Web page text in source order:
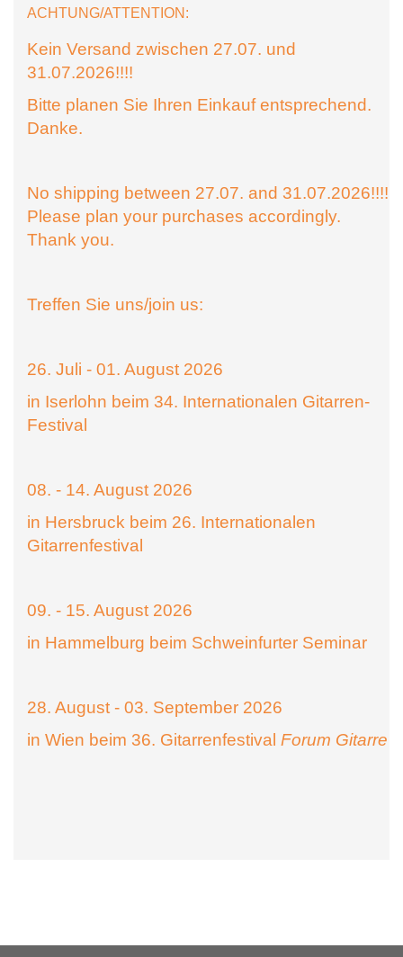
ACHTUNG/ATTENTION:
Kein Versand zwischen 27.07. und
31.07.2026!!!!
Bitte planen Sie Ihren Einkauf entsprechend.
Danke.
No shipping between 27.07. and 31.07.2026!!!!
Please plan your purchases accordingly.
Thank you.
Treffen Sie uns/join us:
26. Juli - 01. August 2026
in Iserlohn beim 34. Internationalen Gitarren-
Festival
08. - 14. August 2026
in Hersbruck beim 26. Internationalen
Gitarrenfestival
09. - 15. August 2026
in Hammelburg beim Schweinfurter Seminar
28. August - 03. September 2026
in Wien beim 36. Gitarrenfestival Forum Gitarre